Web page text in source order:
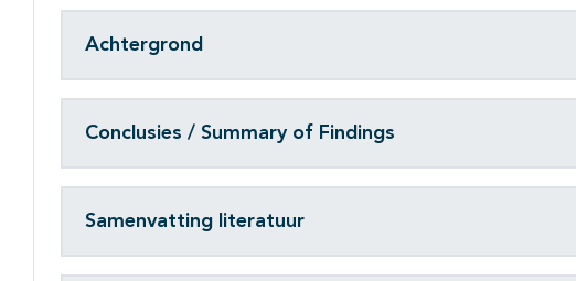
Achtergrond
Conclusies / Summary of Findings
Samenvatting literatuur